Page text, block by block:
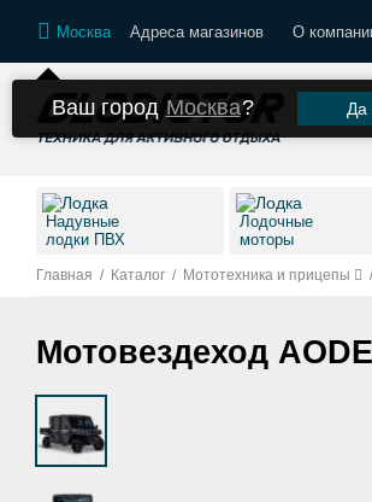
Москва Адреса магазинов О
Ваш городМосква? Да
Надувные
лодки ПВХ
Лодочные
моторы
Главная / Каталог / Мототехника и прицепы /
Мотовездеход